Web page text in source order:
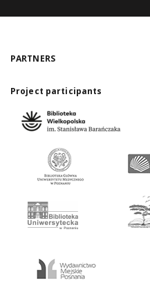
PARTNERS
Project participants